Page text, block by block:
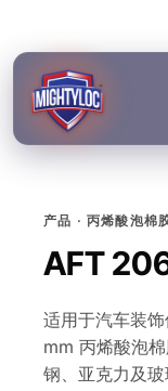
→
→
建筑与制造加工
→
产品 · 丙烯酸泡棉
AFT
适用于汽车装
mm 丙烯酸泡
钢、亚克力及玻